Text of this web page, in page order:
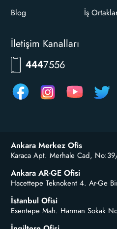
Blog
İş
İletişim Kanalları
444RKLM
Ankara Merkez Ofis
Karaca Apt. Merhale Cad,
Ankara AR-GE Ofisi
Hacettepe Teknokent 4. Ar-Ge
İstanbul Ofisi
Esentepe Mah. Harman Sokak